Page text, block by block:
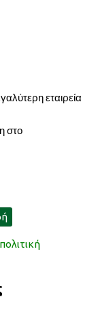
εταιρεία
στο
πολιτική